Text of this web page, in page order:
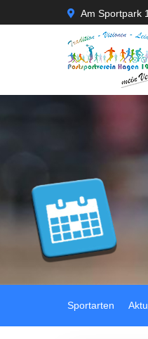
Am Sportpark
Sportarten